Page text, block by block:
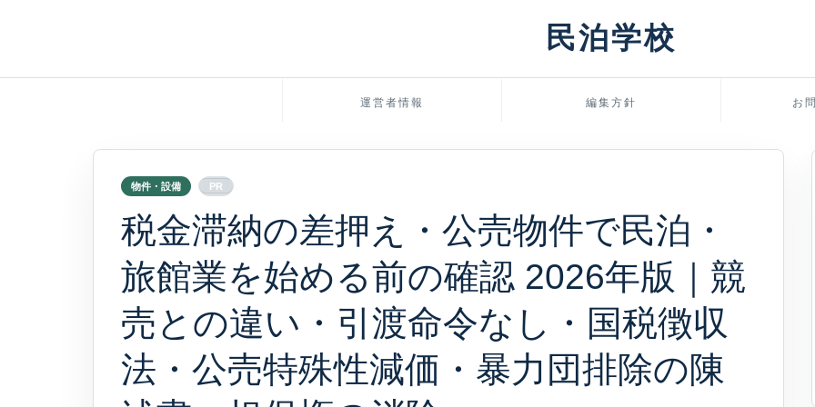
民泊学校
運営者情報 編集方針 お
物件・設備 PR
税金滞納の差押え・公売物件で民泊・
旅館業を始める前の確認 2026年版｜競
売との違い・引渡命令なし・国税徴収
法・公売特殊性減価・暴力団排除の陳